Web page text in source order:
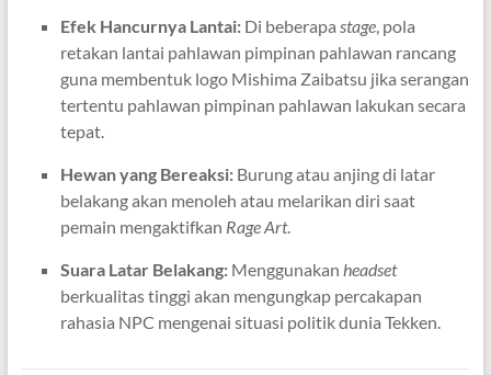
Efek Hancurnya Lantai:Di beberapa stage, pola
retakan lantai pahlawan pimpinan pahlawan rancang
guna membentuk logo Mishima Zaibatsu jika serangan
tertentu pahlawan pimpinan pahlawan lakukan secara
tepat.
Hewan yang Bereaksi:Burung atau anjing di latar
belakang akan menoleh atau melarikan diri saat
pemain mengaktifkan Rage Art.
Suara Latar Belakang:Menggunakan headset
berkualitas tinggi akan mengungkap percakapan
rahasia NPC mengenai situasi politik dunia Tekken.